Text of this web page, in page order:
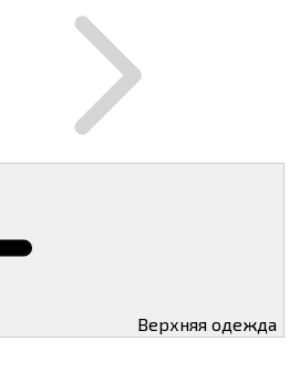
Верхняя одежда